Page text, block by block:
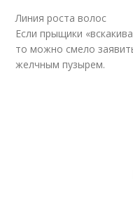
Линия роста волос
Если прыщики
то можно смело
желчным пузырем.